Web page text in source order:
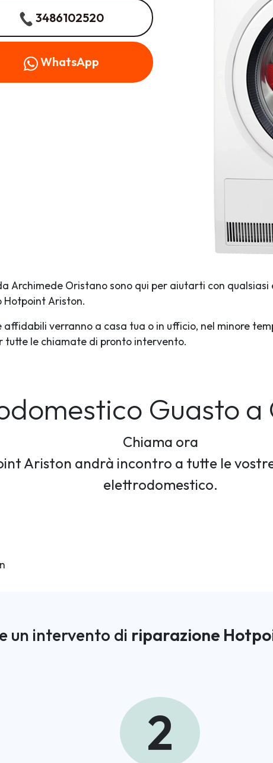
3486102520
WhatsApp
Archimede Oristano sono qui per aiutarti con
Hotpoint Ariston.
verranno a casa tua o in ufficio, nel minore
tutte le chiamate di pronto intervento.
Guasto a
Chiama ora
Ariston andrà incontro a tutte le
elettrodomestico.
un intervento di riparazione
2